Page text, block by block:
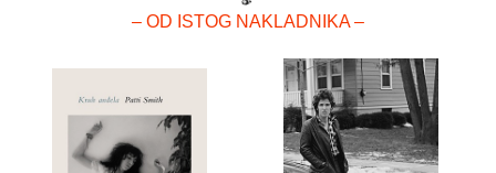
– OD ISTOG NAKLADNIKA –